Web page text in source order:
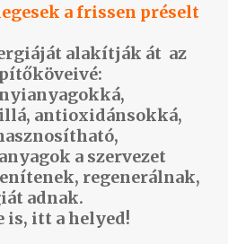
a frissen préselt
alakítják át az
antioxidánsokká,
a szervezet
regenerálnak,
adnak.
is, itt a helyed!